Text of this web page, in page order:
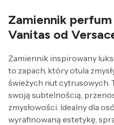
Zamiennik
Vanitas od
Zamiennik inspirowany
to zapach, który otula
świeżych nut cytrusowych.
swoją subtelnością,
zmysłowości. Idealny dla
wyrafinowaną estetykę,